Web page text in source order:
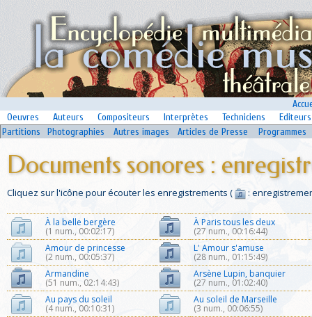
Oeuvres
Auteurs Compositeurs Interprètes Techniciens
Editeurs
Partitions
Photographies Autres images Articles de Presse Programmes
Documents sonores :
Cliquez sur l'icône pour écouter les enregistrements ( :
À la belle bergère
(1 num., 00:02:17)
À Paris tous les deux
(27 num., 00:16:44)
Amour de princesse
(2 num., 00:05:37)
L' Amour s'amuse
(28 num., 01:15:49)
Armandine
(51 num., 02:14:43)
Arsène Lupin, banquier
(27 num., 01:02:40)
Au pays du soleil
(4 num., 00:10:31)
Au soleil de Marseille
(3 num., 00:06:55)